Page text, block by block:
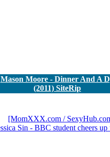
Mason Moore - Dinner And A
(2011) SiteRip